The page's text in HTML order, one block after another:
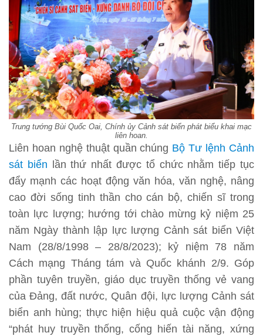
Trung tướng Bùi Quốc Oai, Chính ủy Cảnh sát biển phát biểu khai mạc
liên hoan.
Liên hoan nghệ thuật quần chúng Bộ Tư lệnh Cảnh
sát biển lần thứ nhất được tổ chức nhằm tiếp tục
đẩy mạnh các hoạt động văn hóa, văn nghệ, nâng
cao đời sống tinh thần cho cán bộ, chiến sĩ trong
toàn lực lượng; hướng tới chào mừng kỷ niệm 25
năm Ngày thành lập lực lượng Cảnh sát biển Việt
Nam (28/8/1998 – 28/8/2023); kỷ niệm 78 năm
Cách mạng Tháng tám và Quốc khánh 2/9. Góp
phần tuyên truyền, giáo dục truyền thống vẻ vang
của Đảng, đất nước, Quân đội, lực lượng Cảnh sát
biển anh hùng; thực hiện hiệu quả cuộc vận động
“phát huy truyền thống, cống hiến tài năng, xứng